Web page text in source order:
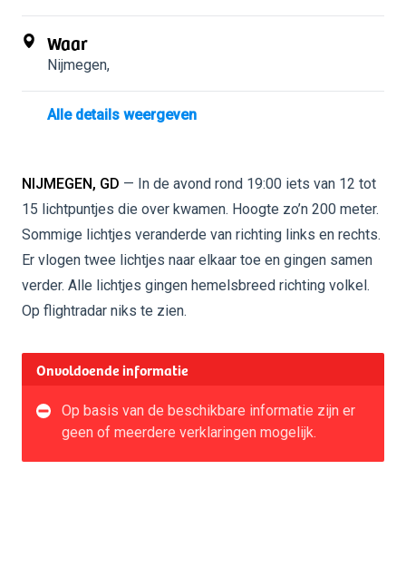
Waar
Nijmegen,
Alle details weergeven
NIJMEGEN, GD — In de avond rond 19:00 iets van 12 tot
15 lichtpuntjes die over kwamen. Hoogte zo’n 200 meter.
Sommige lichtjes veranderde van richting links en rechts.
Er vlogen twee lichtjes naar elkaar toe en gingen samen
verder. Alle lichtjes gingen hemelsbreed richting volkel.
Op flightradar niks te zien.
Onvoldoende informatie
Op basis van de beschikbare informatie zijn er
geen of meerdere verklaringen mogelijk.